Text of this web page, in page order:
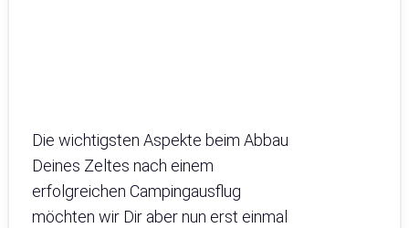
Die wichtigsten Aspekte beim Abbau
Deines Zeltes nach einem
erfolgreichen Campingausflug
möchten wir Dir aber nun erst einmal